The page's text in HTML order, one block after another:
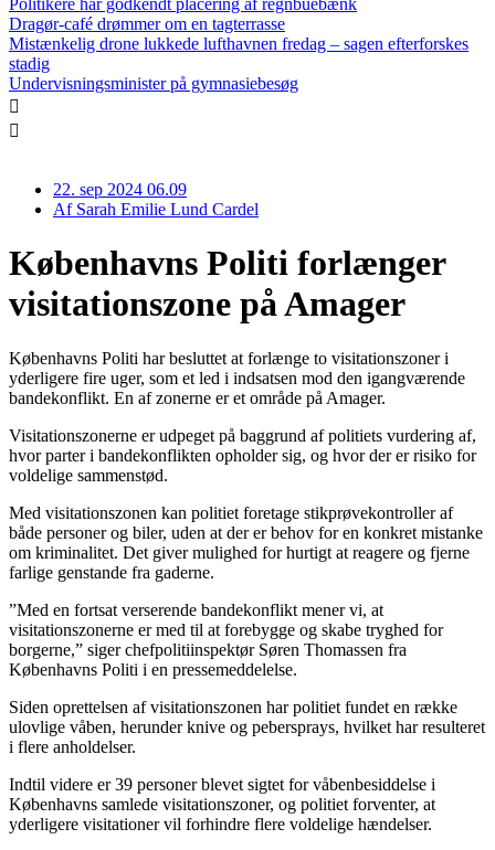
Politikere har godkendt placering af regnbuebænk
Dragør-café drømmer om en tagterrasse
Mistænkelig drone lukkede lufthavnen fredag – sagen efterforskes
stadig
Undervisningsminister på gymnasiebesøg
22. sep 2024 06.09
AfSarah Emilie Lund Cardel
Københavns Politi forlænger
visitationszone på Amager
Københavns Politi har besluttet at forlænge to visitationszoner i
yderligere fire uger, som et led i indsatsen mod den igangværende
bandekonflikt. En af zonerne er et område på Amager.
Visitationszonerne er udpeget på baggrund af politiets vurdering af,
hvor parter i bandekonflikten opholder sig, og hvor der er risiko for
voldelige sammenstød.
Med visitationszonen kan politiet foretage stikprøvekontroller af
både personer og biler, uden at der er behov for en konkret mistanke
om kriminalitet. Det giver mulighed for hurtigt at reagere og fjerne
farlige genstande fra gaderne.
”Med en fortsat verserende bandekonflikt mener vi, at
visitationszonerne er med til at forebygge og skabe tryghed for
borgerne,” siger chefpolitiinspektør Søren Thomassen fra
Københavns Politi i en pressemeddelelse.
Siden oprettelsen af visitationszonen har politiet fundet en række
ulovlige våben, herunder knive og pebersprays, hvilket har resulteret
i flere anholdelser.
Indtil videre er 39 personer blevet sigtet for våbenbesiddelse i
Københavns samlede visitationszoner, og politiet forventer, at
yderligere visitationer vil forhindre flere voldelige hændelser.